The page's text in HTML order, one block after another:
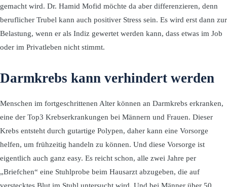
gemacht wird. Dr. Hamid Mofid möchte da aber differenzieren, denn
beruflicher Trubel kann auch positiver Stress sein. Es wird erst dann zur
Belastung, wenn er als Indiz gewertet werden kann, dass etwas im Job
oder im Privatleben nicht stimmt.
Darmkrebs kann verhindert werden
Menschen im fortgeschrittenen Alter können an Darmkrebs erkranken,
eine der Top3 Krebserkrankungen bei Männern und Frauen. Dieser
Krebs entsteht durch gutartige Polypen, daher kann eine Vorsorge
helfen, um frühzeitig handeln zu können. Und diese Vorsorge ist
eigentlich auch ganz easy. Es reicht schon, alle zwei Jahre per
„Briefchen“ eine Stuhlprobe beim Hausarzt abzugeben, die auf